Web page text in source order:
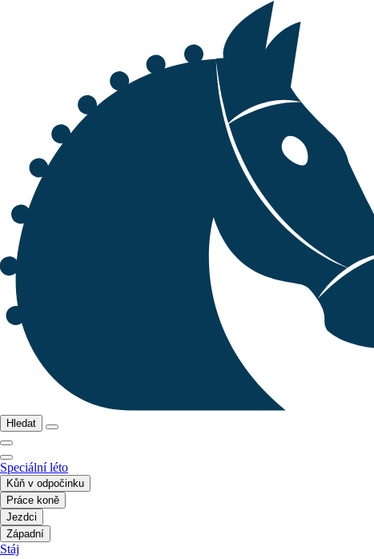
Hledat
Speciální léto
Kůň v odpočinku
Práce koně
Jezdci
Západní
Stáj